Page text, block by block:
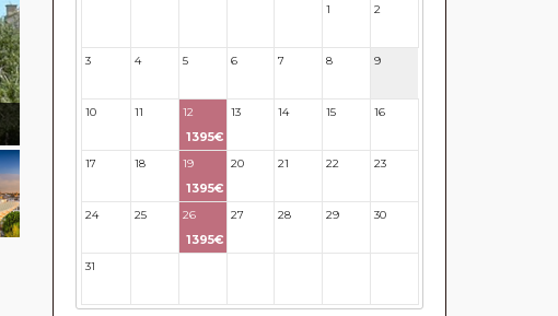
1 2
3 4 5 6 7 8 9
10 11 12
1395€
13 14 15 16
17 18 19
1395€
20 21 22 23
24 25 26
1395€
27 28 29 30
31